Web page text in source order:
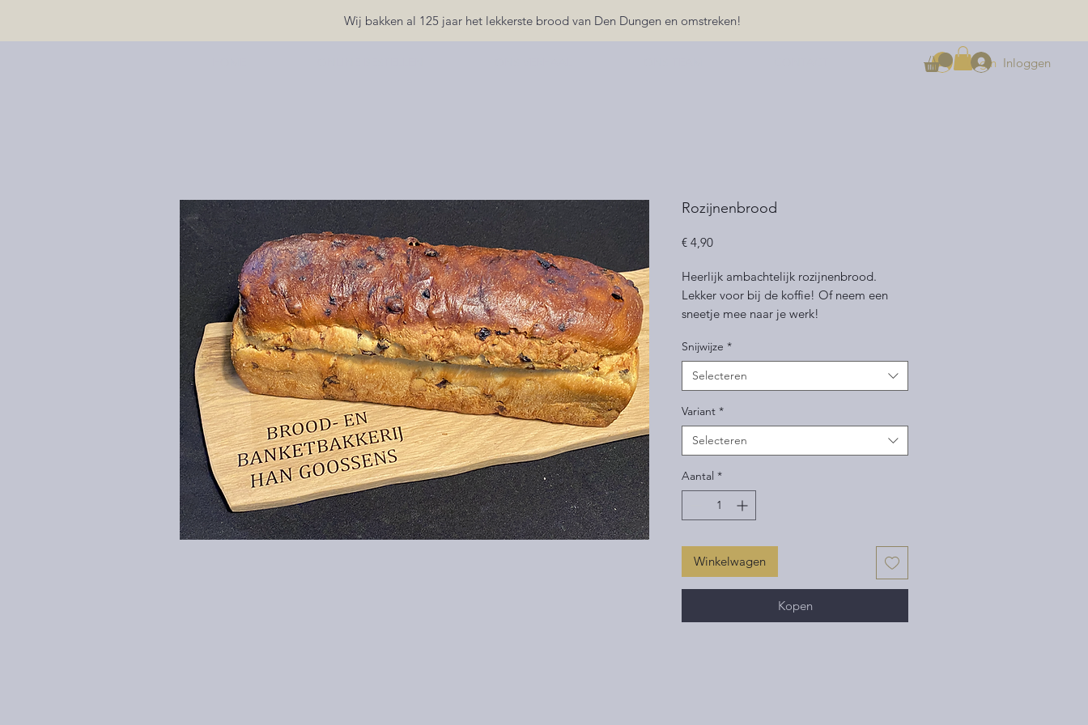
Wij bakken al 125 jaar het lekkerste brood van Den Dungen en omstreken!
Inloggen
Rozijnenbrood
€ 4,90Prijs
Heerlijk ambachtelijk rozijnenbrood.
Lekker voor bij de koffie! Of neem een
sneetje mee naar je werk!
Snijwijze *
Selecteren
Variant *
Selecteren
Aantal *
Winkelwagen
Kopen
Login